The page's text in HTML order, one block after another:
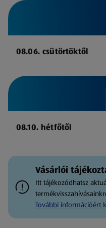
08.06. csütörtöktől
08.10. hétfőtől
Vásárlói
Itt tájékozódhatsz
További információért